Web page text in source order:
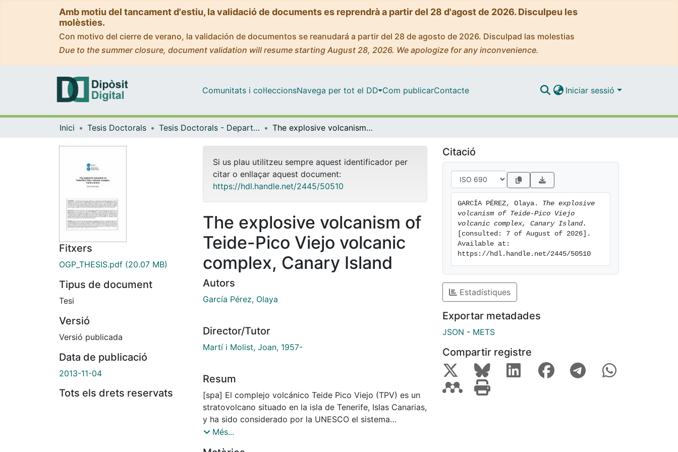
Amb motiu del tancament d'estiu, la validació de documents es reprendrà a partir del 28 d'agost de 2026. Disculpeu les
molèsties.
Con motivo del cierre de verano, la validación de documentos se reanudará a partir del 28 de agosto de 2026. Disculpad las molestias
Due to the summer closure, document validation will resume starting August 28, 2026. We apologize for any inconvenience.
Comunitats i col·leccionsNavega per tot el DD Com publicarContacte Iniciar sessió
Inici Tesis Doctorals Tesis Doctorals - Departament - Geodinàmica i Geofísica The explosive volcanism of Teide-Pico Viejo volcanic complex, Canary Island
Fitxers
OGP_THESIS.pdf (20.07 MB)
Tipus de document
Tesi
Versió
Versió publicada
Data de publicació
2013-11-04
Tots els drets reservats
Si us plau utilitzeu sempre aquest identificador per
citar o enllaçar aquest document:
https://hdl.handle.net/2445/50510
The explosive volcanism of
Teide-Pico Viejo volcanic
complex, Canary Island
Autors
García Pérez, Olaya
Director/Tutor
Martí i Molist, Joan, 1957-
Resum
[spa] El complejo volcánico Teide Pico Viejo (TPV) es un
stratovolcano situado en la isla de Tenerife, Islas Canarias,
y ha sido considerado por la UNESCO el sistema
volcánico activo más peligroso en Europa. Los eventos
Més...
Citació
GARCÍA PÉREZ, Olaya. The explosive
volcanism of Teide-Pico Viejo
volcanic complex, Canary Island.
[consulted: 7 of August of 2026].
Available at:
https://hdl.handle.net/2445/50510
Estadístiques
Exportar metadades
JSON - METS
Compartir registre